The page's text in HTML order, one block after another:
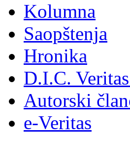
Kolumna
Saopštenja
Hronika
D.I.C.
Autorski
e-Veritas